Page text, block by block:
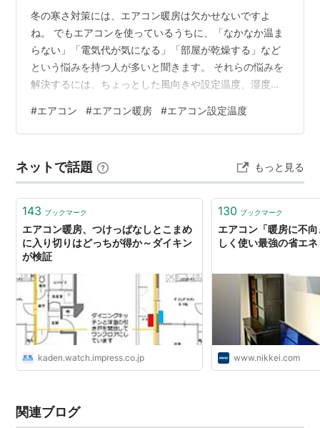
冬の寒さ対策には、エアコン暖房は欠かせないですよ
ね。 でもエアコンを使っているうちに、「なかなか温ま
らない」「電気代が気になる」「部屋が乾燥する」など
という悩みを持つ人が多いと聞きます。 それらの悩みを
解決するには、ちょっとした風向きや設定温度、湿度な
の風向きは下向きが効果的というのは本当か？上下で効
果が違うのか？設定温度の設定と節電と節電、失敗しな
コンの正しい設定術によって、快適な冬を過ごしましょ
う。 ***目次*** エアコン暖房の風向きは下向き！風向き
の上下で効果が違う？ 効果的な風向…
#エアコン #エアコン暖房 #エアコン設定温度
ネットで話題 もっと見る
143 ブックマーク
エアコン暖房、つけっぱなしとこまめ
に入り切りはどっちが得か～ダイキン
が検証
kaden.watch.impress.co.jp
130 ブックマーク
エアコン「暖房に不
しく使い最強の省エ
www.nikkei.com
関連ブログ